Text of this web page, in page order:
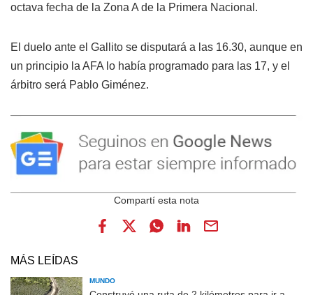
octava fecha de la Zona A de la Primera Nacional.
El duelo ante el Gallito se disputará a las 16.30, aunque en
un principio la AFA lo había programado para las 17, y el
árbitro será Pablo Giménez.
MÁS LEÍDAS
MUNDO